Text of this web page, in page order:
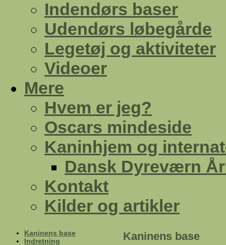
Indendørs baser
Udendørs løbegårde
Legetøj og aktiviteter
Videoer
Mere
Hvem er jeg?
Oscars mindeside
Kaninhjem og
Dansk Dyreværn
Kontakt
Kilder og artikler
Kaninens base
Indretning
Kaninens base